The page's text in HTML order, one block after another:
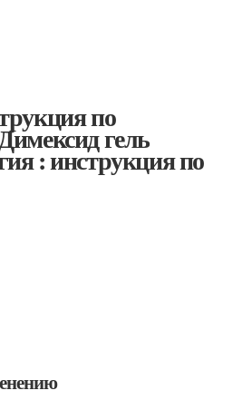
по
гель
: инструкция по